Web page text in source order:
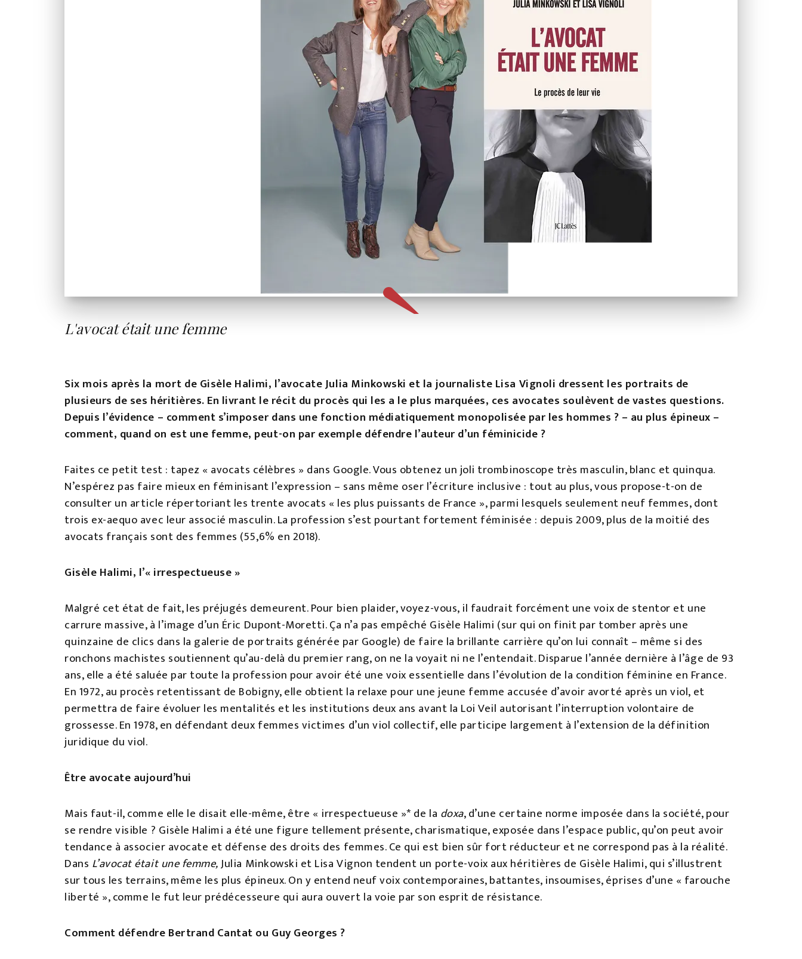
L'avocat était une femme
Six mois après la mort de Gisèle Halimi, l’avocate Julia Minkowski et la journaliste Lisa Vignoli dressent les portraits de
plusieurs de ses héritières. En livrant le récit du procès qui les a le plus marquées, ces avocates soulèvent de vastes questions.
Depuis l’évidence – comment s’imposer dans une fonction médiatiquement monopolisée par les hommes ? – au plus épineux –
comment, quand on est une femme, peut-on par exemple défendre l’auteur d’un féminicide ?
Faites ce petit test : tapez « avocats célèbres » dans Google. Vous obtenez un joli trombinoscope très masculin, blanc et quinqua.
N’espérez pas faire mieux en féminisant l’expression – sans même oser l’écriture inclusive : tout au plus, vous propose-t-on de
consulter un article répertoriant les trente avocats « les plus puissants de France », parmi lesquels seulement neuf femmes, dont
trois ex-aequo avec leur associé masculin. La profession s’est pourtant fortement féminisée : depuis 2009, plus de la moitié des
avocats français sont des femmes (55,6% en 2018).
Gisèle Halimi, l’« irrespectueuse »
Malgré cet état de fait, les préjugés demeurent. Pour bien plaider, voyez-vous, il faudrait forcément une voix de stentor et une
carrure massive, à l’image d’un Éric Dupont-Moretti. Ça n’a pas empêché Gisèle Halimi (sur qui on finit par tomber après une
quinzaine de clics dans la galerie de portraits générée par Google) de faire la brillante carrière qu’on lui connaît – même si des
ronchons machistes soutiennent qu’au-delà du premier rang, on ne la voyait ni ne l’entendait. Disparue l’année dernière à l’âge de 93
ans, elle a été saluée par toute la profession pour avoir été une voix essentielle dans l’évolution de la condition féminine en France.
En 1972, au procès retentissant de Bobigny, elle obtient la relaxe pour une jeune femme accusée d’avoir avorté après un viol, et
permettra de faire évoluer les mentalités et les institutions deux ans avant la Loi Veil autorisant l’interruption volontaire de
grossesse. En 1978, en défendant deux femmes victimes d’un viol collectif, elle participe largement à l’extension de la définition
juridique du viol.
Être avocate aujourd’hui
Mais faut-il, comme elle le disait elle-même, être « irrespectueuse »* de la doxa, d’une certaine norme imposée dans la société, pour
se rendre visible ? Gisèle Halimi a été une figure tellement présente, charismatique, exposée dans l’espace public, qu’on peut avoir
tendance à associer avocate et défense des droits des femmes. Ce qui est bien sûr fort réducteur et ne correspond pas à la réalité.
Dans L’avocat était une femme,Julia Minkowski et Lisa Vignon tendent un porte-voix aux héritières de Gisèle Halimi, qui s’illustrent
sur tous les terrains, même les plus épineux. On y entend neuf voix contemporaines, battantes, insoumises, éprises d’une « farouche
liberté », comme le fut leur prédécesseure qui aura ouvert la voie par son esprit de résistance.
Comment défendre Bertrand Cantat ou Guy Georges ?